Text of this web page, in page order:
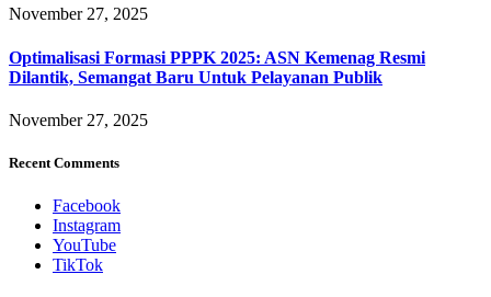
November 27, 2025
Optimalisasi Formasi PPPK 2025: ASN Kemenag Resmi
Dilantik, Semangat Baru Untuk Pelayanan Publik
November 27, 2025
Recent Comments
Facebook
Instagram
YouTube
TikTok